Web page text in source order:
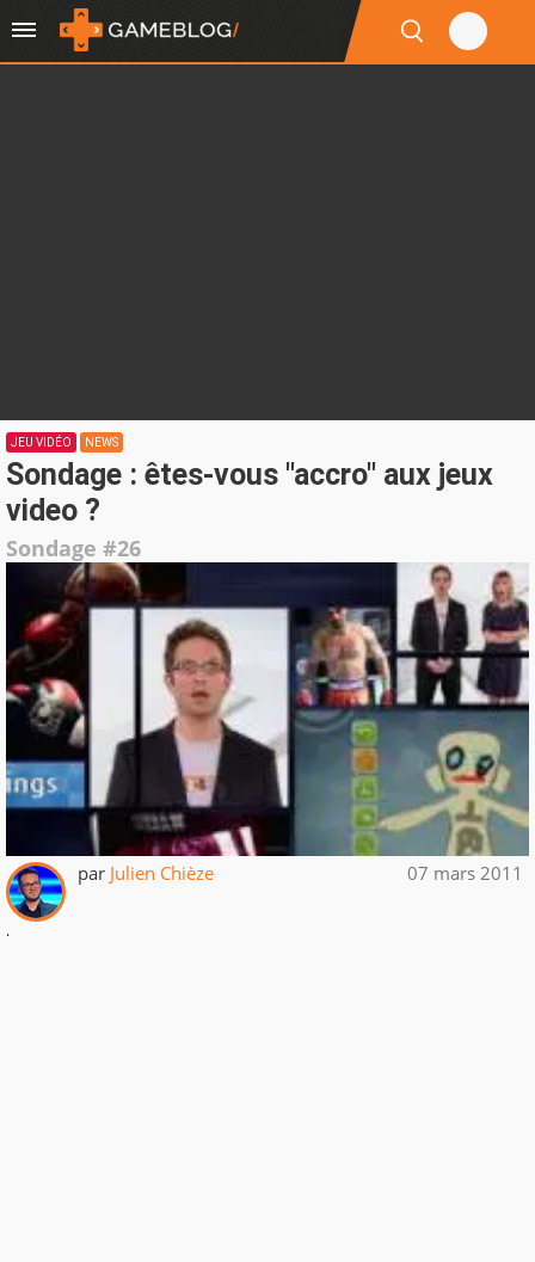
JEU VIDÉO NEWS
Sondage : êtes-vous "accro" aux jeux
video ?
Sondage #26
par Julien Chièze 07 mars 2011
.